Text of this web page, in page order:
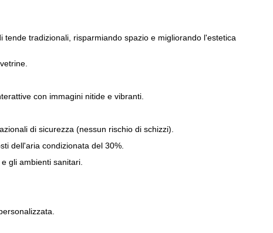
tradizionali, risparmiando spazio e migliorando l'estetica
con immagini nitide e vibranti.
di sicurezza (nessun rischio di schizzi).
dell'aria condizionata del 30%.
gli ambienti sanitari.